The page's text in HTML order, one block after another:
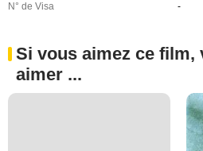
N° de Visa
-
Si vous aimez ce film,
aimer ...